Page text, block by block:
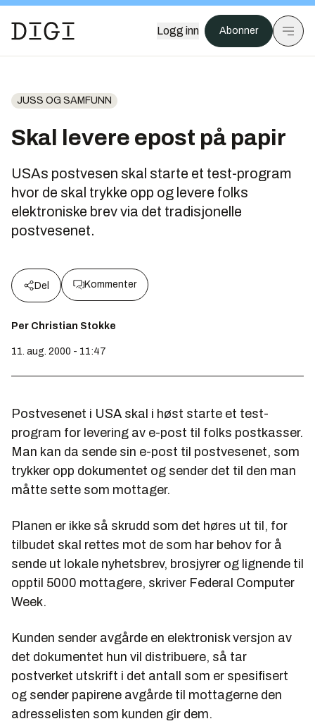
Logg inn Abonner
JUSS OG SAMFUNN
Skal levere epost på papir
USAs postvesen skal starte et test-program
hvor de skal trykke opp og levere folks
elektroniske brev via det tradisjonelle
postvesenet.
Del Kommenter
Per Christian Stokke
11. aug. 2000 - 11:47
Postvesenet i USA skal i høst starte et test-
program for levering av e-post til folks postkasser.
Man kan da sende sin e-post til postvesenet, som
trykker opp dokumentet og sender det til den man
måtte sette som mottager.
Planen er ikke så skrudd som det høres ut til, for
tilbudet skal rettes mot de som har behov for å
sende ut lokale nyhetsbrev, brosjyrer og lignende til
opptil 5000 mottagere, skriver Federal Computer
Week.
Kunden sender avgårde en elektronisk versjon av
det dokumentet hun vil distribuere, så tar
postverket utskrift i det antall som er spesifisert
og sender papirene avgårde til mottagerne den
adresselisten som kunden gir dem.